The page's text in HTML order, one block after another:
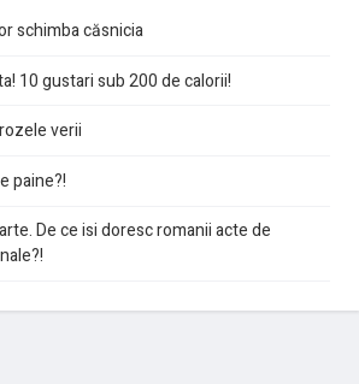
schimba căsnicia
10 gustari sub 200 de calorii!
verii
paine?!
De ce isi doresc romanii acte de